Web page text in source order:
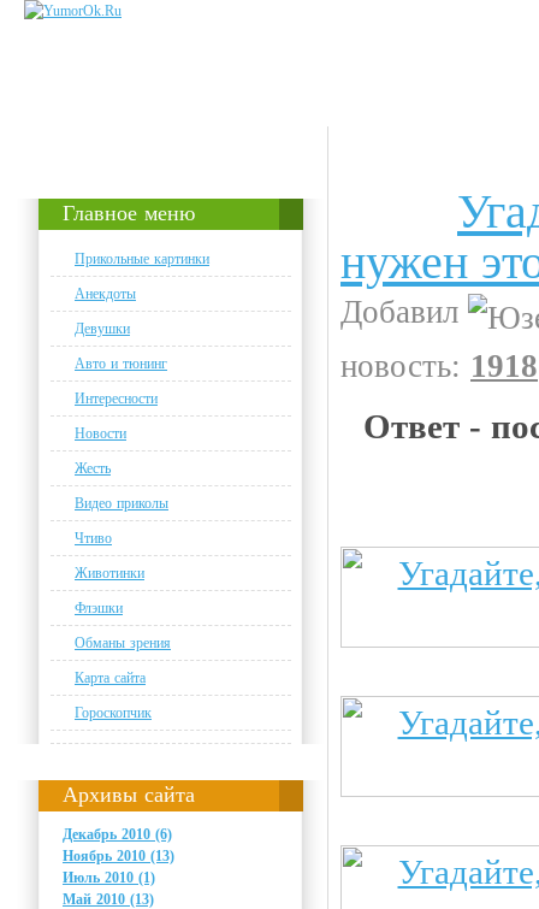
Главное меню
Прикольные картинки
Анекдоты
Девушки
Авто и тюнинг
Интересности
Новости
Жесть
Видео приколы
Чтиво
Животинки
Флэшки
Обманы зрения
Карта сайта
Гороскопчик
Архивы сайта
Декабрь 2010 (6)
Ноябрь 2010 (13)
Июль 2010 (1)
Май 2010 (13)
нужен
Добавил
новость: 1918
Ответ -